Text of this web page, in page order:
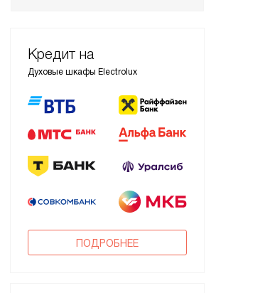
Кредит на
Духовые шкафы Electrolux
ПОДРОБНЕЕ